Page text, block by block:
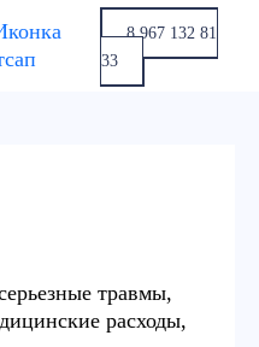
8 967 132 81
33
травмы,
расходы,